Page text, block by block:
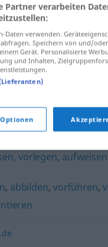
für
, vorlegen, aufweisen
, abbilden, vorführen,
Partner verarbeiten
Daten verwenden.
Speichern von und/
Gerät. Personalisierte
und Inhalten,